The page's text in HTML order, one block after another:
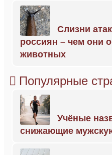
Слизни
россиян – чем они
животных
Популярные
Учёные
снижающие